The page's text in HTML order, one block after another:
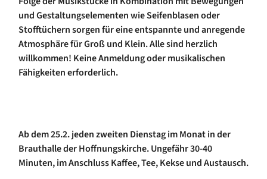
und Gestaltungselementen wie Seifenblasen oder
Stofftüchern sorgen für eine entspannte und anregende
Atmosphäre für Groß und Klein. Alle sind herzlich
willkommen! Keine Anmeldung oder musikalischen
Fähigkeiten erforderlich.
Ab dem 25.2. jeden zweiten Dienstag im Monat in der
Brauthalle der Hoffnungskirche. Ungefähr 30-40
Minuten, im Anschluss Kaffee, Tee, Kekse und Austausch.